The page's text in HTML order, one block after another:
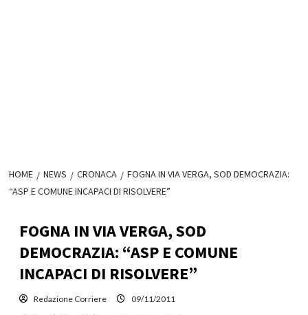
HOME NEWS CRONACA
FOGNA IN VIA VERGA, SOD DEMOCRAZIA:
“ASP E COMUNE INCAPACI DI RISOLVERE”
FOGNA IN VIA VERGA, SOD
DEMOCRAZIA: “ASP E COMUNE
INCAPACI DI RISOLVERE”
Redazione Corriere 09/11/2011